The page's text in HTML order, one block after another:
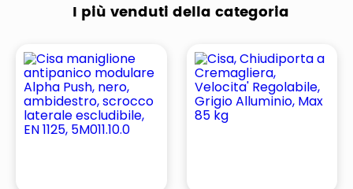
I più venduti della categoria